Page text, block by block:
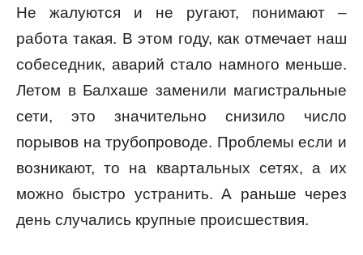
Не жалуются и не ругают, понимают –
работа такая. В этом году, как отмечает наш
собеседник, аварий стало намного меньше.
Летом в Балхаше заменили магистральные
сети, это значительно снизило число
порывов на трубопроводе. Проблемы если и
возникают, то на квартальных сетях, а их
можно быстро устранить. А раньше через
день случались крупные происшествия.